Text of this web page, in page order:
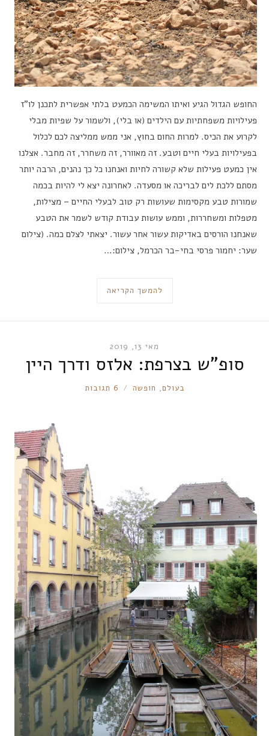
החופש הגדול הגיע ואיתו המשימה הכמעט בלתי אפשרית לתכנן לו”ז
פעילויות משפחתיות עם הילדים (או בלי), ולשמור על שפיות מבלי
לקרוע את הכיס. למרות החום בחוץ, אני ממש ממליצה לכם לכלול
בפעילויות בעלי חיים וטבע. זה מאוורר, זה משחרר, זה מחבר. אצלנו
אין כמעט פעילות שלא קשורה לחיות ואנחנו כל כך נהנים, הרבה יותר
מסתם ללכת לים לבריכה או מסעדה. לאחרונה יצא לי להיות בכמה
שמורות טבע מקסימות שעושות רק טוב לבעלי החיים – מצילות,
מטפלות ומשחררות, וממש עושות עבודת קודש לשמר את הטבע
שאנחנו הורסים באדיקות עשור אחר עשור. יצאתי לצלם כמה. (צילום
שער: יחמור פרסי בחי-בר הכרמל, צילום:…
להמשך הקריאה
מאי 13, 2019
סופ”ש בצרפת: אלזס ודרך היין
RONNIE
בעולם, חופשה 6 תגובות